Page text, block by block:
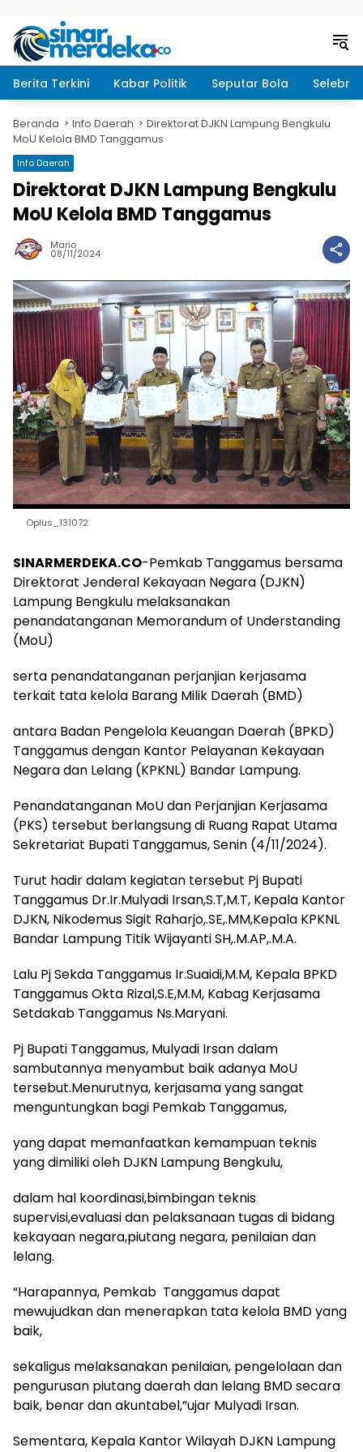
Berita Terkini Kabar Politik Seputar Bola
Beranda Info Daerah
Direktorat DJKN Lampung Bengkulu
MoU Kelola BMD Tanggamus
Info Daerah
Direktorat DJKN Lampung Bengkulu
MoU Kelola BMD Tanggamus
Mario
08/11/2024
Oplus_131072
SINARMERDEKA.CO-Pemkab Tanggamus bersama
Direktorat Jenderal Kekayaan Negara (DJKN)
Lampung Bengkulu melaksanakan
penandatanganan Memorandum of Understanding
(MoU)
serta penandatanganan perjanjian kerjasama
terkait tata kelola Barang Milik Daerah (BMD)
antara Badan Pengelola Keuangan Daerah (BPKD)
Tanggamus dengan Kantor Pelayanan Kekayaan
Negara dan Lelang (KPKNL) Bandar Lampung.
Penandatanganan MoU dan Perjanjian Kerjasama
(PKS) tersebut berlangsung di Ruang Rapat Utama
Sekretariat Bupati Tanggamus, Senin (4/11/2024).
Turut hadir dalam kegiatan tersebut Pj Bupati
Tanggamus Dr.Ir.Mulyadi Irsan,S.T,M.T, Kepala Kantor
DJKN, Nikodemus Sigit Raharjo,.SE,.MM,Kepala KPKNL
Bandar Lampung Titik Wijayanti SH,.M.AP,.M.A.
Lalu Pj Sekda Tanggamus Ir.Suaidi,M.M, Kepala BPKD
Tanggamus Okta Rizal,S.E,M.M, Kabag Kerjasama
Setdakab Tanggamus Ns.Maryani.
Pj Bupati Tanggamus, Mulyadi Irsan dalam
sambutannya menyambut baik adanya MoU
tersebut.Menurutnya, kerjasama yang sangat
menguntungkan bagi Pemkab Tanggamus,
yang dapat memanfaatkan kemampuan teknis
yang dimiliki oleh DJKN Lampung Bengkulu,
dalam hal koordinasi,bimbingan teknis
supervisi,evaluasi dan pelaksanaan tugas di bidang
kekayaan negara,piutang negara, penilaian dan
lelang.
“Harapannya, Pemkab Tanggamus dapat
mewujudkan dan menerapkan tata kelola BMD yang
baik,
sekaligus melaksanakan penilaian, pengelolaan dan
pengurusan piutang daerah dan lelang BMD secara
baik, benar dan akuntabel,”ujar Mulyadi Irsan.
Sementara, Kepala Kantor Wilayah DJKN Lampung